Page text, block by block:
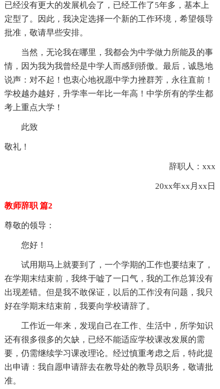
已经没有更大的发展机会了，已经工作了5年多，基本上
定型了。因此，我决定选择一个新的工作环境，希望领导
批准，敬请早些安排。
当然，无论我在哪里，我都会为中学做力所能及的事
情，因为我为我曾经是中学人而感到骄傲。最后，诚恳地
说声：对不起！也衷心地祝愿中学力挫群芳，永往直前！
学校越办越好，升学率一年比一年高！中学所有的学生都
考上重点大学！
此致
敬礼！
辞职人：xxx
20xx年xx月xx日
教师辞职 篇2
尊敬的领导：
您好！
试用期马上就要到了，一个学期的工作也要结束了，
在学期末结束前，我终于嘘了一口气，我的工作总算没有
出现差错。但是我不敢保证，以后的工作没有问题，我只
好在学期末结束前，我要向学校请辞了。
工作近一年来，发现自己在工作、生活中，所学知识
还有很多很多的欠缺，已经不能适应学校课改发展的需
要，仍需继续学习课改理论。经过慎重考虑之后，特此提
出申请：我自愿申请辞去在教导处的教导员职务，敬请批
准。